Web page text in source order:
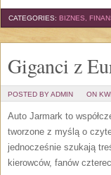
CATEGORIES: BIZNES,
Giganci z
POSTED BY ADMIN ON
Auto Jarmark to
tworzone z myślą o
jednocześnie szukają
kierowców, fanów